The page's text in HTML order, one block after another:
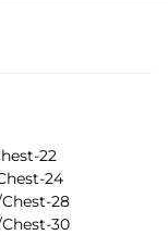
22
24
28
30